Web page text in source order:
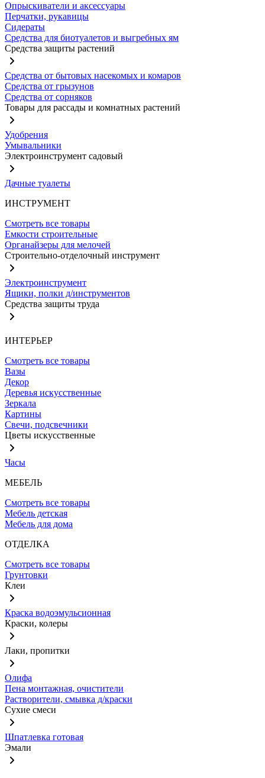
Опрыскиватели и аксессуары
Перчатки, рукавицы
Сидераты
Средства для биотуалетов и выгребных ям
Средства защиты растений
Средства от бытовых насекомых и комаров
Средства от грызунов
Средства от сорняков
Товары для рассады и комнатных растений
Удобрения
Умывальники
Электроинструмент садовый
Дачные туалеты
ИНСТРУМЕНТ
Смотреть все товары
Емкости строительные
Органайзеры для мелочей
Строительно-отделочный инструмент
Электроинструмент
Ящики, полки д/инструментов
Средства защиты труда
ИНТЕРЬЕР
Смотреть все товары
Вазы
Декор
Деревья искусственные
Зеркала
Картины
Свечи, подсвечники
Цветы искусственные
Часы
МЕБЕЛЬ
Смотреть все товары
Мебель детская
Мебель для дома
ОТДЕЛКА
Смотреть все товары
Грунтовки
Клеи
Краска водоэмульсионная
Краски, колеры
Лаки, пропитки
Олифа
Пена монтажная, очистители
Растворители, смывка д/краски
Сухие смеси
Шпатлевка готовая
Эмали